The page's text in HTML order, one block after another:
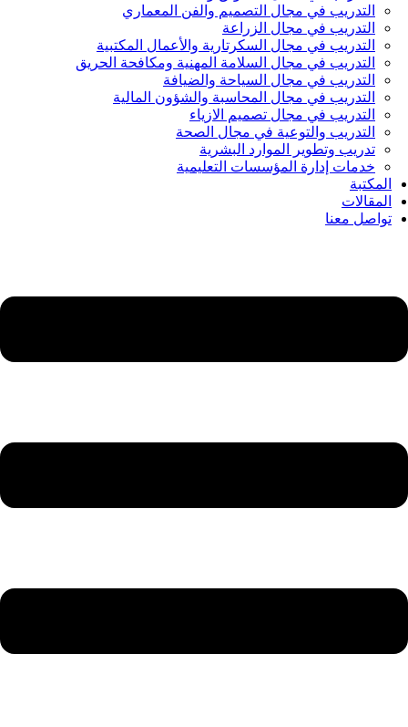
التدريب في مجال التصميم والفن المعماري
التدريب في مجال الزراعة
التدريب في مجال السكرتارية والأعمال المكتبية
التدريب في مجال السلامة المهنية ومكافحة الحريق
التدريب في مجال السياحة والضيافة
التدريب في مجال المحاسبة والشؤون المالية
التدريب في مجال تصميم الازياء
التدريب والتوعية في مجال الصحة
تدريب وتطوير الموارد البشرية
خدمات إدارة المؤسسات التعليمية
المكتبة
المقالات
تواصل معنا